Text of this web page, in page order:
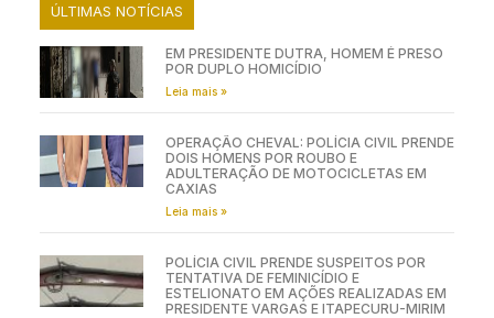
ÚLTIMAS NOTÍCIAS
EM PRESIDENTE DUTRA, HOMEM É PRESO
POR DUPLO HOMICÍDIO
Leia mais »
OPERAÇÃO CHEVAL: POLÍCIA CIVIL PRENDE
DOIS HOMENS POR ROUBO E
ADULTERAÇÃO DE MOTOCICLETAS EM
CAXIAS
Leia mais »
POLÍCIA CIVIL PRENDE SUSPEITOS POR
TENTATIVA DE FEMINICÍDIO E
ESTELIONATO EM AÇÕES REALIZADAS EM
PRESIDENTE VARGAS E ITAPECURU-MIRIM